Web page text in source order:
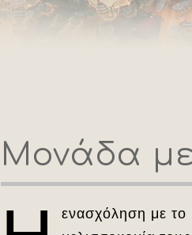
Μονάδα
ενασχόληση με